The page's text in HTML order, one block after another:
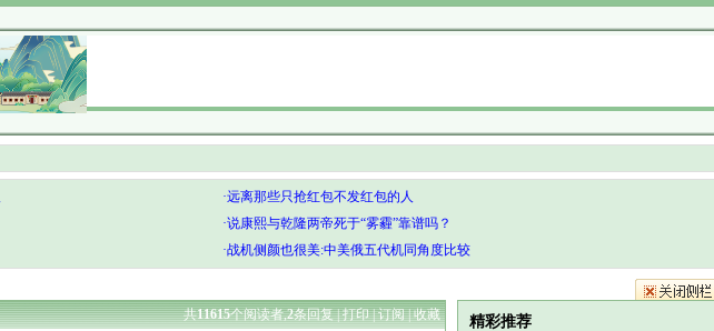
·远离那些只抢红包不发红包的人
·说康熙与乾隆两帝死于“雾霾”靠谱吗？
·战机侧颜也很美:中美俄五代机同角度比较
共11615个阅读者,2条回复 |打印|订阅|收藏 精彩推荐